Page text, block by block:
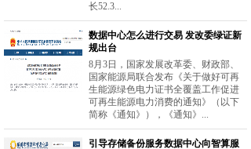
长52.3...
数据中心怎么进行交易 发改委绿证新
规出台
8月3日，国家发展改革委、财政部、
国家能源局联合发布《关于做好可再
生能源绿色电力证书全覆盖工作促进
可再生能源电力消费的通知》（以下
简称《通知》），《通知》...
引导存储备份服务数据中心向智算服